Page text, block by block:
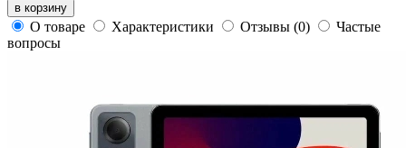
в корзину
О товаре Характеристики Отзывы (0)
Частые
вопросы